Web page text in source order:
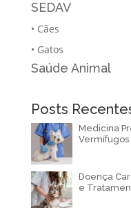
SEDAV
• Cães
• Gatos
Saúde Animal
Posts
Medicina
Doença
e